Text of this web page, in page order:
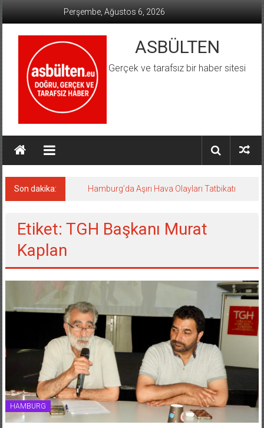
Perşembe, Ağustos 6, 2026
ASBÜLTEN
Gerçek ve tarafsız bir haber sitesi
Son dakika: Hamburg’da Aşırı Hava Olayları Tatbikatı
Etiket: TGH Başkanı Murat
Kaplan
HAMBURG